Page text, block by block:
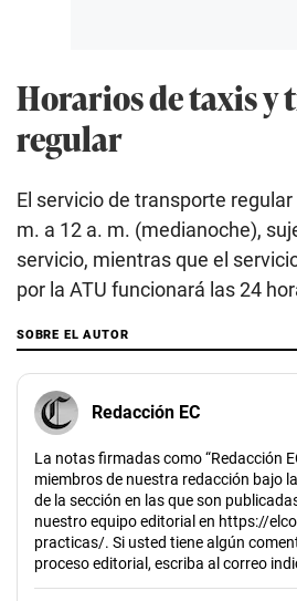
Horarios de taxis y
regular
El servicio de transporte
m. a 12 a. m. (medianoche),
servicio, mientras que el
por la ATU funcionará las 24
SOBRE EL AUTOR
Redacción EC
La notas firmadas como “Redacción
miembros de nuestra redacción bajo
de la sección en las que son
nuestro equipo editorial en https://
practicas/. Si usted tiene algún
proceso editorial, escriba al correo